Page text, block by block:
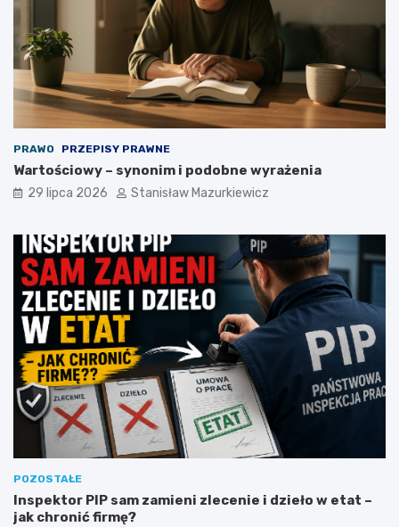
PRAWO PRZEPISY PRAWNE
Wartościowy – synonim i podobne wyrażenia
29 lipca 2026 Stanisław Mazurkiewicz
POZOSTAŁE
Inspektor PIP sam zamieni zlecenie i dzieło w etat –
jak chronić firmę?